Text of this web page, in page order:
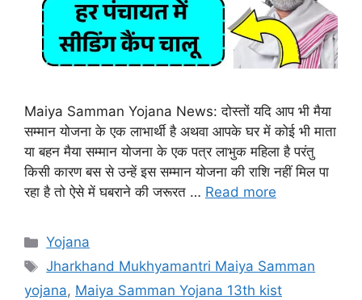
Maiya Samman Yojana News: दोस्तों यदि आप भी मैया
सम्मान योजना के एक लाभार्थी है अथवा आपके घर में कोई भी माता
या बहन मैया सम्मान योजना के एक पत्र लाभुक महिला है परंतु
किसी कारण बस से उन्हें इस सम्मान योजना की राशि नहीं मिल पा
रहा है तो ऐसे में घबराने की जरूरत … Read more
Categories
Yojana
Tags
Jharkhand Mukhyamantri Maiya Samman
yojana, Maiya Samman Yojana 13th kist